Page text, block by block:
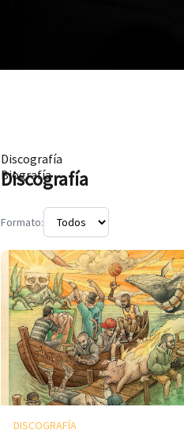
Discografía
Biografía
Discografía
Formato:
DISCOGRAFÍA